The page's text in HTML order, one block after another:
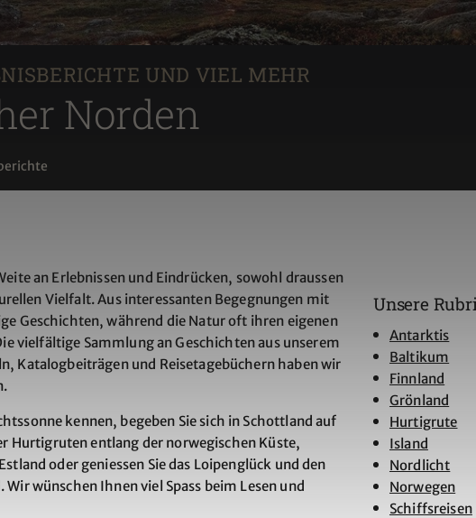
UND VIEL MEHR
Norden
an Erlebnissen und Eindrücken, sowohl draussen
Vielfalt. Aus interessanten Begegnungen mit
Geschichten, während die Natur oft ihren eigenen
vielfältige Sammlung an Geschichten aus unserem
Katalogbeiträgen und Reisetagebüchern haben wir
kennen, begeben Sie sich in Schottland auf
Hurtigruten entlang der norwegischen Küste,
oder geniessen Sie das Loipenglück und den
wünschen Ihnen viel Spass beim Lesen und
Unsere
Antarktis
Baltikum
Finnland
Grönland
Hurtigrute
Island
Nordlicht
Norwegen
Schiffsreisen